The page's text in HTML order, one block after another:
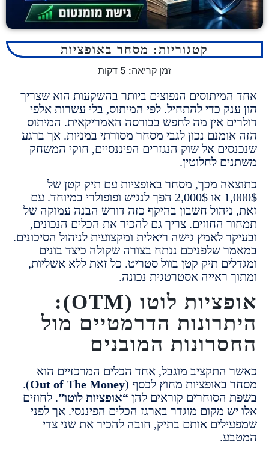
קטגוריות:מסחר באופציות
זמן קריאה: 5 דקות
הנפוצים ביותר בהשקעות הוא שצריך
כדי להתחיל. לפי המיתוס, בלי עשרות אלפי
אין מה לחפש בבורסה האמריקאית. המיתוס
נכון לגבי מסחר מסורתי במניות. אך ברגע
אל שוק הנגזרים הפיננסיים, חוקי המשחק
לחלוטין.
מכך, מסחר באופציות עם תיק קטן של
1,000$ או 2,000$ הפך לנגיש ופופולרי במיוחד. עם
חשבון בהיקף כזה דורש הבנה עמוקה של
החוזים. צריך גם להכיר את הכלים הנכונים,
לאמץ גישה ריאלית ומקצועית לניהול הסיכונים.
שלפניכם ננתח בצורה שקולה כיצד בונים
תיק קטן בוול סטריט. כל זאת ללא אשליות,
ראייה אסטרטגית נכונה.
אופציות לוטו (OTM):
הדרמטיים מול
המובנים
מוגבל, אחד הכלים המרכזיים הוא
מחוץ לכסף (Out of The Money
).
קוראים להן“אופציות לוטו”. לחוזים
מקום מוגדר בארגז הכלים הפיננסי. אך לפני
אותם בתיק, חובה להכיר את שני צדי